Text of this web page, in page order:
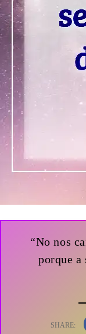
“No nos
porque a